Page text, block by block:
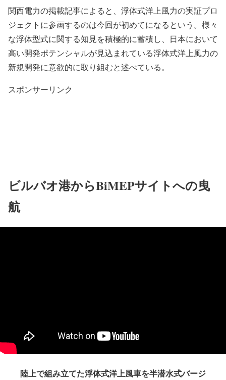
関西電力の掲載記事によると、浮体式洋上風力の実証プロ
ジェクトに参画するのは今回が初めてになるという。様々
な浮体型式に関する知見を積極的に蓄積し、日本において
高い開発ポテンシャルが見込まれている浮体式洋上風力の
新規開発に意欲的に取り組むと述べている。
スポンサーリンク
ビルバオ港からBiMEPサイトへの曳
航
陸上で組み立てた浮体式洋上風車を半潜水式バージ